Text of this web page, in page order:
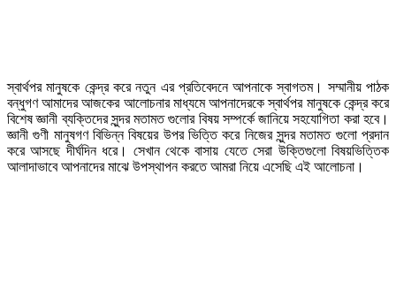
স্বার্থপর মানুষকে কেন্দ্র করে নতুন এর প্রতিবেদনে আপনাকে স্বাগতম। সম্মানীয় পাঠক
বন্ধুগণ আমাদের আজকের আলোচনার মাধ্যমে আপনাদেরকে স্বার্থপর মানুষকে কেন্দ্র করে
বিশেষ জ্ঞানী ব্যক্তিদের সুন্দর মতামত গুলোর বিষয় সম্পর্কে জানিয়ে সহযোগিতা করা হবে।
জ্ঞানী গুণী মানুষগণ বিভিন্ন বিষয়ের উপর ভিত্তি করে নিজের সুন্দর মতামত গুলো প্রদান
করে আসছে দীর্ঘদিন ধরে। সেখান থেকে বাসায় যেতে সেরা উক্তিগুলো বিষয়ভিত্তিক
আলাদাভাবে আপনাদের মাঝে উপস্থাপন করতে আমরা নিয়ে এসেছি এই আলোচনা।